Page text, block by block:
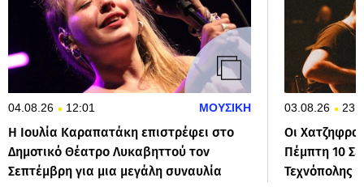
04.08.26 12:01 ΜΟΥΣΙΚΗ
Η Ιουλία Καραπατάκη επιστρέφει στο
Δημοτικό Θέατρο Λυκαβηττού τον
Σεπτέμβρη για μια μεγάλη συναυλία
03.08.26
Οι
Πέμπτη 10
Τεχνόπολης